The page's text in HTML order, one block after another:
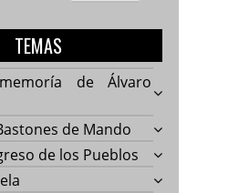
TEMAS
de Álvaro
de Mando
de los Pueblos